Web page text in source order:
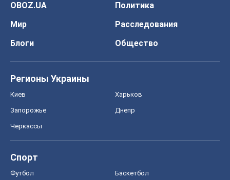
OBOZ.UA
Политика
Мир
Расследования
Блоги
Общество
Регионы Украины
Киев Харьков
Запорожье Днепр
Черкассы
Спорт
Футбол Баскетбол